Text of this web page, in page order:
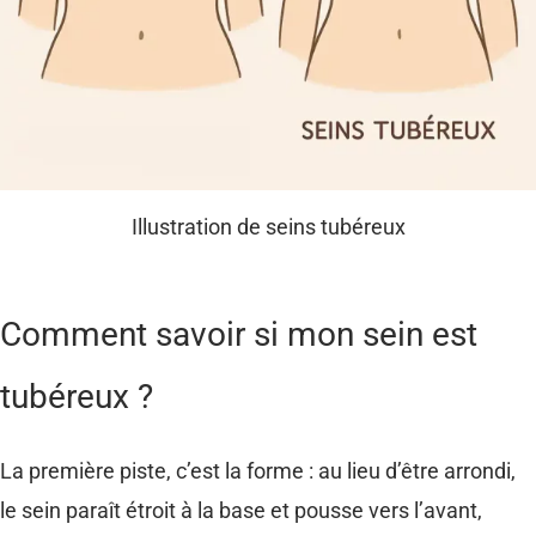
Illustration de seins tubéreux
Comment savoir si mon sein est
tubéreux ?
La première piste, c’est la forme : au lieu d’être arrondi,
le sein paraît étroit à la base et pousse vers l’avant,